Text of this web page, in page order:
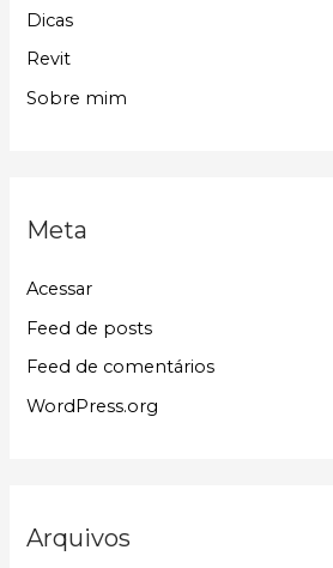
Dicas
Revit
Sobre mim
Meta
Acessar
Feed de posts
Feed de comentários
WordPress.org
Arquivos